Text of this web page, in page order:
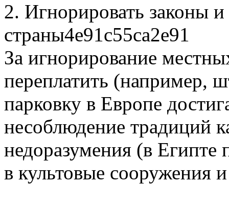
2. Игнорировать законы
страны4e91c55ca2e91
За игнорирование
переплатить (например,
парковку в Европе
несоблюдение традиций
недоразумения (в Египте
в культовые сооружения